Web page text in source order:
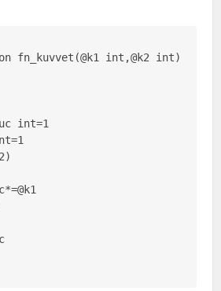
fn_kuvvet(@k1 int,@k2 int)
int=1